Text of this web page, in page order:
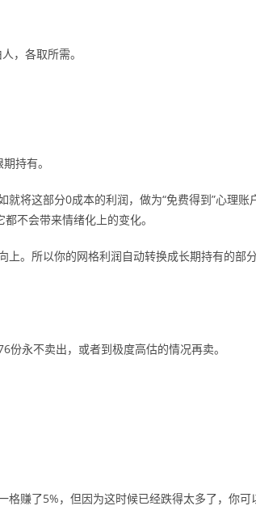
，各取所需。
持有。
将这部分0成本的利润，做为“免费得到”心理账
不会带来情绪化上的变化。
上。所以你的网格利润自动转换成长期持有的部
永不卖出，或者到极度高估的情况再卖。
赚了5%，但因为这时候已经跌得太多了，你可